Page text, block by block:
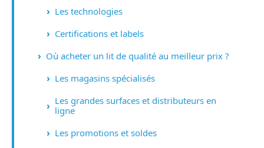
Les technologies
Certifications et labels
Où acheter un lit de qualité au meilleur prix ?
Les magasins spécialisés
Les grandes surfaces et distributeurs en
ligne
Les promotions et soldes